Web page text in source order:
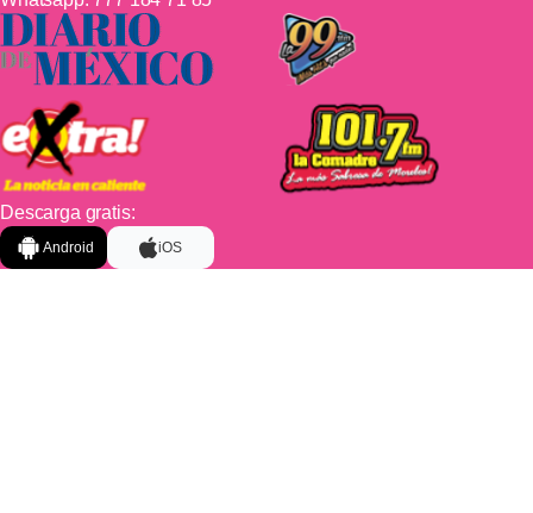
Descarga gratis:
Android iOS